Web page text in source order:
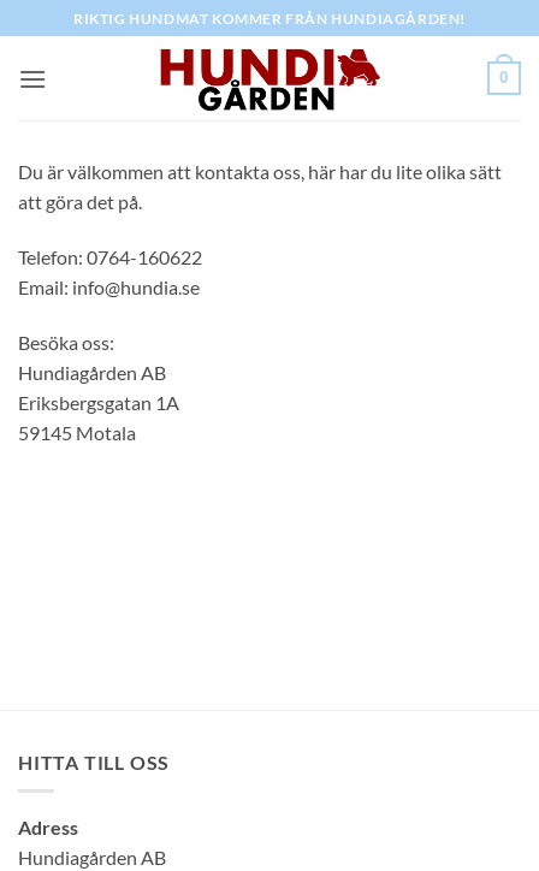
to
content
RIKTIG HUNDMAT KOMMER FRÅN HUNDIAGÅRDEN!
0
Du är välkommen att kontakta oss, här har du lite olika sätt
att göra det på.
Telefon: 0764-160622
Email: info@hundia.se
Besöka oss:
Hundiagården AB
Eriksbergsgatan 1A
59145 Motala
HITTA TILL OSS
Adress
Hundiagården AB